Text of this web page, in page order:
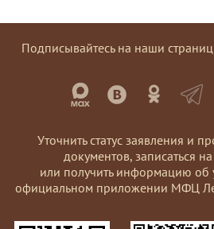
Подписывайтесь на наши
Уточнить статус заявления и
документов, записаться
или получить информацию об
официальном приложении МФЦ